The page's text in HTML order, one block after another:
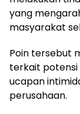
yang
masyarakat
Poin tersebut
terkait potensi
ucapan
perusahaan.